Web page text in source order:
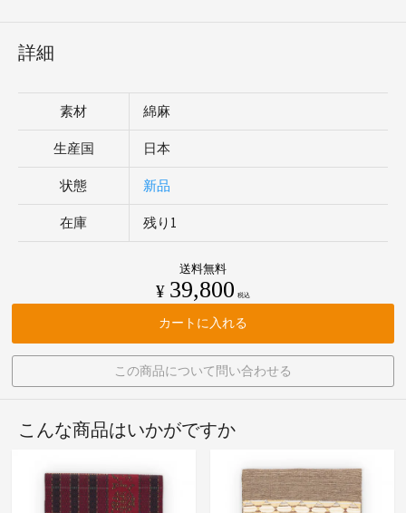
詳細
素材 綿麻
生産国 日本
状態 新品
在庫 残り1
送料無料
¥ 39,800 税込
カートに入れる
この商品について問い合わせる
こんな商品はいかがですか